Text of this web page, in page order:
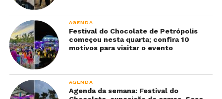
AGENDA
Festival do Chocolate de Petrópolis
começou nesta quarta; confira 10
motivos para visitar o evento
AGENDA
Agenda da semana: Festival do